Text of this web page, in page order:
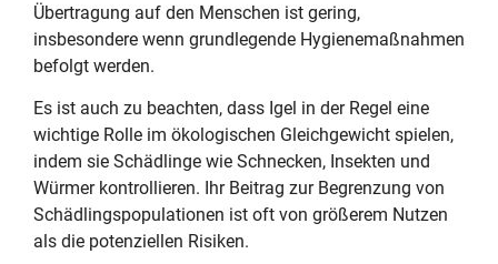
Übertragung auf den Menschen ist gering,
insbesondere wenn grundlegende Hygienemaßnahmen
befolgt werden.
Es ist auch zu beachten, dass Igel in der Regel eine
wichtige Rolle im ökologischen Gleichgewicht spielen,
indem sie Schädlinge wie Schnecken, Insekten und
Würmer kontrollieren. Ihr Beitrag zur Begrenzung von
Schädlingspopulationen ist oft von größerem Nutzen
als die potenziellen Risiken.